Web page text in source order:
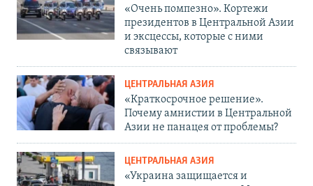
«Очень помпезно». Кортежи
президентов в Центральной Азии
и эксцессы, которые с ними
связывают
ЦЕНТРАЛЬНАЯ АЗИЯ
«Краткосрочное решение».
Почему амнистии в Центральной
Азии не панацея от проблемы?
ЦЕНТРАЛЬНАЯ АЗИЯ
«Украина защищается и